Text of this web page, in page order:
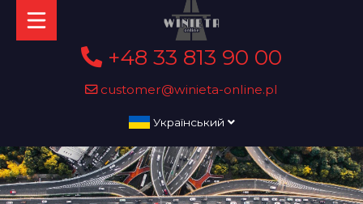
+48 33 813 90 00
customer@winieta-online.pl
Український